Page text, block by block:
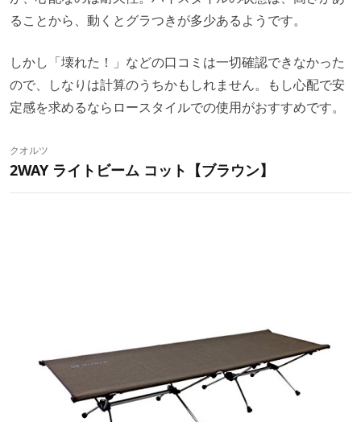
ることから、動くとグラつきが多少あるようです。
しかし「壊れた！」などの口コミは一切確認できなかった
ので、しなりは計算のうちかもしれません。もし心配で安
定感を求めるならロースタイルでの使用がおすすめです。
クオルツ
2WAY ライトビーム コット【ブラウン】